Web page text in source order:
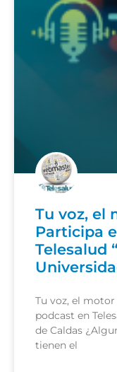
Tu voz, el
Participa
Telesalud
Tu voz, el
podcast en
de Caldas
tienen el